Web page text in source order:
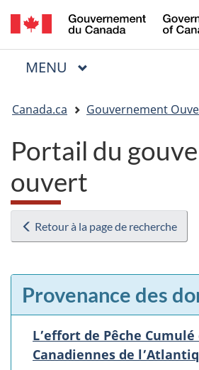
Passer
au
Passer
à
« Au
Passer
à
la
Menu
MENU PRINCIPAL
êtes
ici
Canada.ca Gouvernement
Portail du
ouvert
Retour à la page de recherche
Provenance des
L’effort de Pêche Cumulé
Canadiennes de